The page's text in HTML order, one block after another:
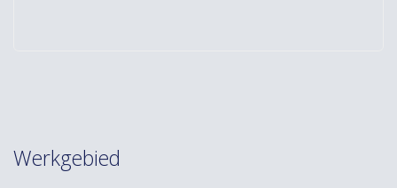
Werkgebied